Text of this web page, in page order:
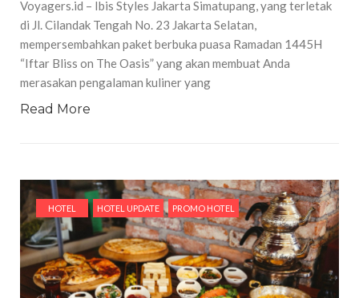
Voyagers.id – Ibis Styles Jakarta Simatupang, yang terletak
di Jl. Cilandak Tengah No. 23 Jakarta Selatan,
mempersembahkan paket berbuka puasa Ramadan 1445H
“Iftar Bliss on The Oasis” yang akan membuat Anda
merasakan pengalaman kuliner yang
Read More
HOTEL HOTEL UPDATE PROMO HOTEL